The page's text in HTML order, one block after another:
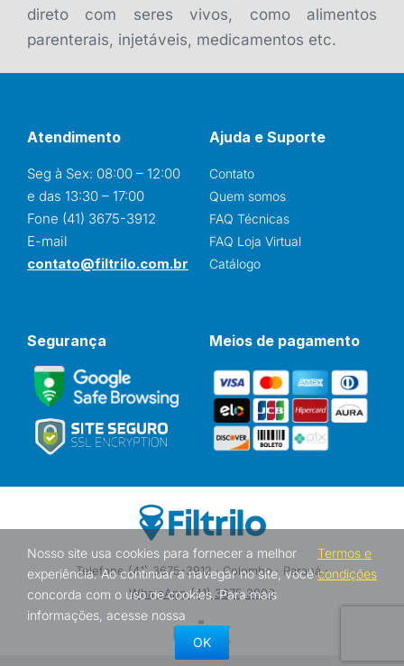
direto com seres vivos, como alimentos
parenterais, injetáveis, medicamentos etc.
Atendimento
Seg à Sex: 08:00 – 12:00
e das 13:30 – 17:00
Fone (41) 3675-3912
E-mail
contato@filtrilo.com.br
Ajuda e Suporte
Contato
Quem somos
FAQ Técnicas
FAQ Loja Virtual
Catálogo
Segurança Meios de pagamento
Telefone (41) 3675-3912 · Colombo · Paraná ·
WhatsApp (41) 3675 3900
Nosso site usa cookies para fornecer a melhor
experiência. Ao continuar a navegar no site, você
concorda com o uso de cookies. Para mais
informações, acesse nossa
Termos e
condições
OK